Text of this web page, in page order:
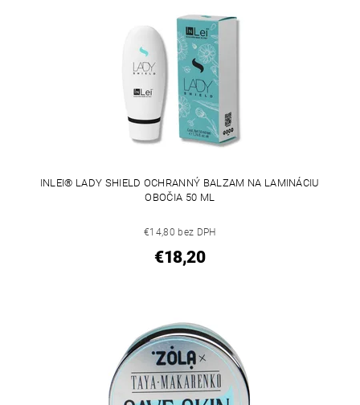
INLEI® LADY SHIELD OCHRANNÝ BALZAM NA LAMINÁCIU
OBOČIA 50 ML
€14,80 bez DPH
€18,20